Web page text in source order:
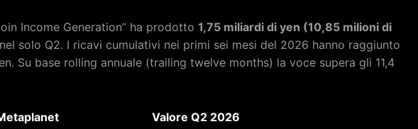
Income Generation” ha prodotto 1,75 miliardi di yen (10,85 milioni di
solo Q2. I ricavi cumulativi nei primi sei mesi del 2026 hanno raggiunto
Su base rolling annuale (trailing twelve months) la voce supera gli 11,4
Valore Q2 2026